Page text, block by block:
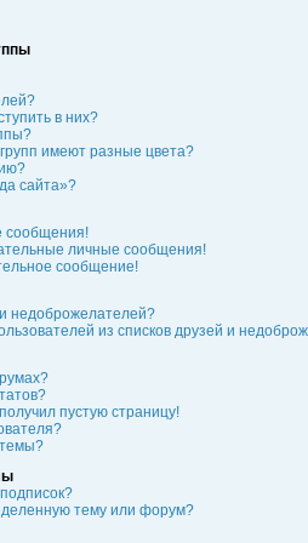
в них?
имеют разные цвета?
сайта»?
сообщения!
личные сообщения!
сообщение!
недоброжелателей?
из списков друзей и
пустую страницу!
тему или форум?